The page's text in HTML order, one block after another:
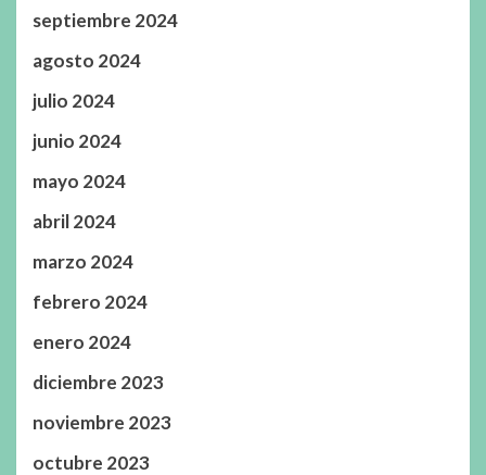
septiembre 2024
agosto 2024
julio 2024
junio 2024
mayo 2024
abril 2024
marzo 2024
febrero 2024
enero 2024
diciembre 2023
noviembre 2023
octubre 2023